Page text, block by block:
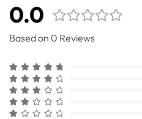
0.0
Based on 0 Reviews